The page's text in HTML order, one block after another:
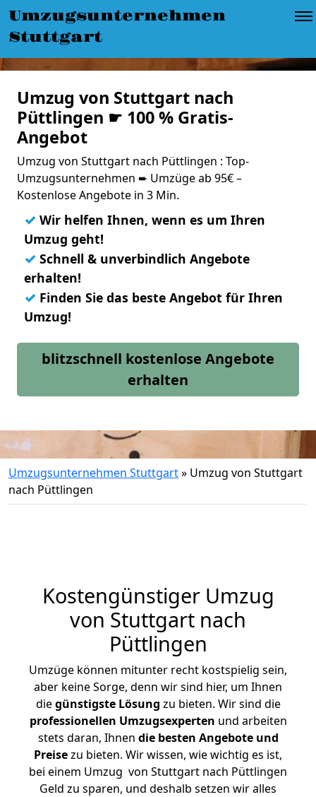
Umzugsunternehmen
Stuttgart
Umzug von Stuttgart nach
Püttlingen ☛ 100 % Gratis-
Angebot
Umzug von Stuttgart nach Püttlingen : Top-
Umzugsunternehmen ➨ Umzüge ab 95€ –
Kostenlose Angebote in 3 Min.
✓ Wir helfen Ihnen, wenn es um Ihren
Umzug geht!
✓ Schnell & unverbindlich Angebote
erhalten!
✓ Finden Sie das beste Angebot für Ihren
Umzug!
blitzschnell kostenlose Angebote
erhalten
Umzugsunternehmen Stuttgart» Umzug von Stuttgart
nach Püttlingen
Kostengünstiger Umzug
von Stuttgart nach
Püttlingen
Umzüge können mitunter recht kostspielig sein,
aber keine Sorge, denn wir sind hier, um Ihnen
diegünstigste Lösung zu bieten. Wir sind die
professionellen Umzugsexperten und arbeiten
stets daran, Ihnen die besten Angebote und
Preisezu bieten. Wir wissen, wie wichtig es ist,
bei einem Umzug von Stuttgart nach Püttlingen
Geld zu sparen, und deshalb setzen wir alles